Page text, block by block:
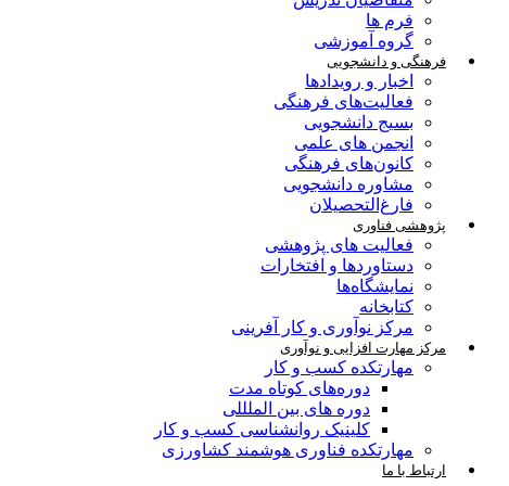
فرم ها
گروه آموزشی
فرهنگی و دانشجویی
اخبار و رویدادها
فعالیت‌های فرهنگی
بسیج دانشجویی
انجمن های علمی
کانون‌های فرهنگی
مشاوره دانشجویی
فارغ‌التحصیلان
پژوهشی فناوری
فعالیت های پژوهشی
دستاوردها و افتخارات
نمایشگاه‌ها
کتابخانه
مرکز نوآوری و کار آفرینی
مرکز مهارت افزایی و نوآوری
مهارتکده کسب و کار
دوره‌های کوتاه مدت
دوره های بین الملللی
کلینیک روانشناسی کسب و کار
مهارتکده فناوری هوشمند کشاورزی
ارتباط با ما